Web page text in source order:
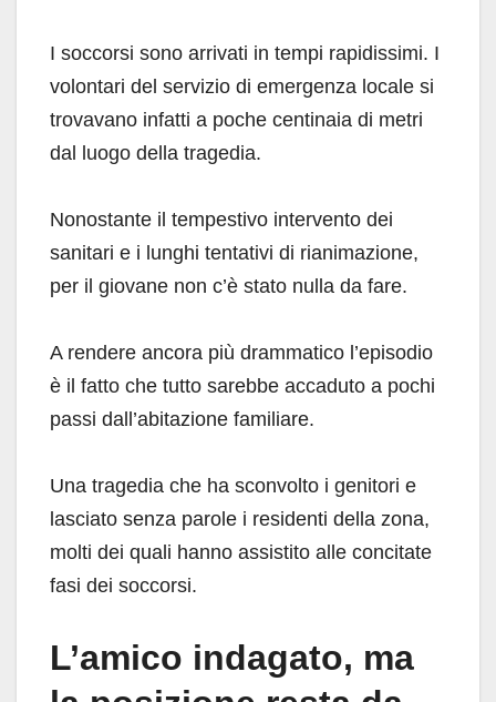
I soccorsi sono arrivati in tempi rapidissimi. I
volontari del servizio di emergenza locale si
trovavano infatti a poche centinaia di metri
dal luogo della tragedia.
Nonostante il tempestivo intervento dei
sanitari e i lunghi tentativi di rianimazione,
per il giovane non c’è stato nulla da fare.
A rendere ancora più drammatico l’episodio
è il fatto che tutto sarebbe accaduto a pochi
passi dall’abitazione familiare.
Una tragedia che ha sconvolto i genitori e
lasciato senza parole i residenti della zona,
molti dei quali hanno assistito alle concitate
fasi dei soccorsi.
L’amico indagato, ma